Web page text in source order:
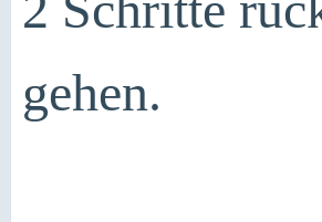
gehen.